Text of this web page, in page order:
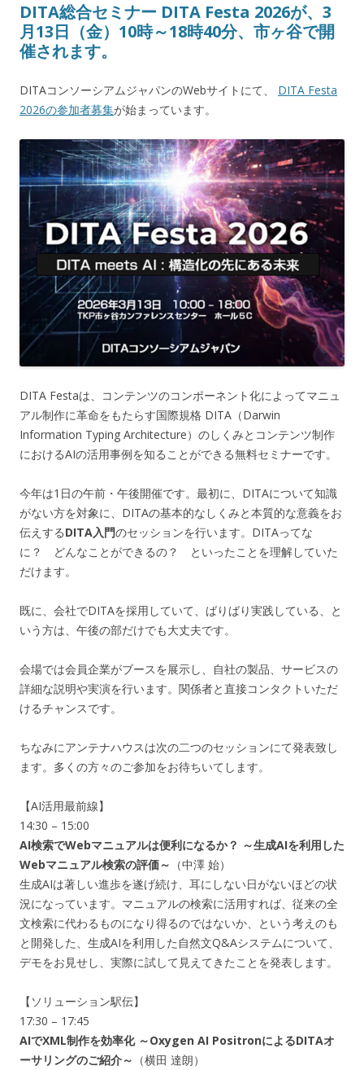
DITA総合セミナー DITA Festa 2026が、3
月13日（金）10時～18時40分、市ヶ谷で開
催されます。
DITAコンソーシアムジャパンのWebサイトにて、 DITA Festa
2026の参加者募集が始まっています。
DITA Festaは、コンテンツのコンポーネント化によってマニュ
アル制作に革命をもたらす国際規格 DITA（Darwin
Information Typing Architecture）のしくみとコンテンツ制作
におけるAIの活用事例を知ることができる無料セミナーです。
今年は1日の午前・午後開催です。最初に、DITAについて知識
がない方を対象に、DITAの基本的なしくみと本質的な意義をお
伝えするDITA入門のセッションを行います。DITAってな
に？ どんなことができるの？ といったことを理解していた
だけます。
既に、会社でDITAを採用していて、ばりばり実践している、と
いう方は、午後の部だけでも大丈夫です。
会場では会員企業がブースを展示し、自社の製品、サービスの
詳細な説明や実演を行います。関係者と直接コンタクトいただ
けるチャンスです。
ちなみにアンテナハウスは次の二つのセッションにて発表致し
ます。多くの方々のご参加をお待ちいてします。
【AI活用最前線】
14:30 – 15:00
AI検索でWebマニュアルは便利になるか？ ～生成AIを利用した
Webマニュアル検索の評価～ （中澤 始）
生成AIは著しい進歩を遂げ続け、耳にしない日がないほどの状
況になっています。マニュアルの検索に活用すれば、従来の全
文検索に代わるものになり得るのではないか、という考えのも
と開発した、生成AIを利用した自然文Q&Aシステムについて、
デモをお見せし、実際に試して見えてきたことを発表します。
【ソリューション駅伝】
17:30 – 17:45
AIでXML制作を効率化 ～Oxygen AI PositronによるDITAオ
ーサリングのご紹介～ （横田 達朗）